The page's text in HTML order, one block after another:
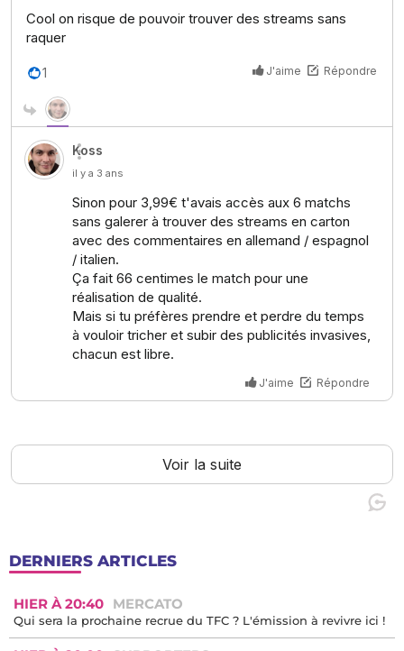
DERNIERS ARTICLES
HIER À 20:40 MERCATO
Qui sera la prochaine recrue du TFC ? L'émission à revivre ici !